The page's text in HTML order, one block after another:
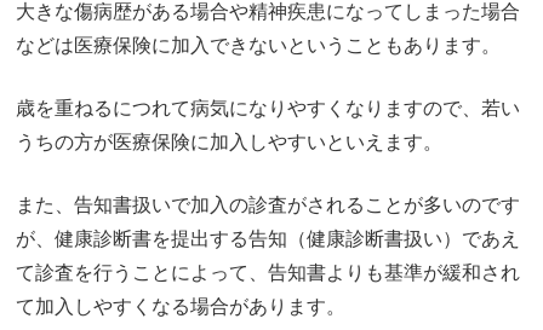
大きな傷病歴がある場合や精神疾患になってしまった場合
などは医療保険に加入できないということもあります。
歳を重ねるにつれて病気になりやすくなりますので、若い
うちの方が医療保険に加入しやすいといえます。
また、告知書扱いで加入の診査がされることが多いのです
が、健康診断書を提出する告知（健康診断書扱い）であえ
て診査を行うことによって、告知書よりも基準が緩和され
て加入しやすくなる場合があります。